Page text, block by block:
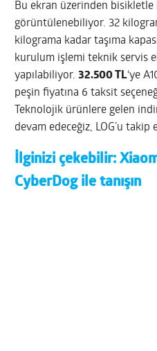
Bu ekran üzerinden
görüntülenebiliyor. 32
kilograma kadar taşıma
kurulum işlemi teknik servis
yapılabiliyor.32.500 TL‘ye
peşin fiyatına 6 taksit
Teknolojik ürünlere gelen
devam edeceğiz, LOG’u
İlginizi çekebilir:
CyberDog ile tanışın